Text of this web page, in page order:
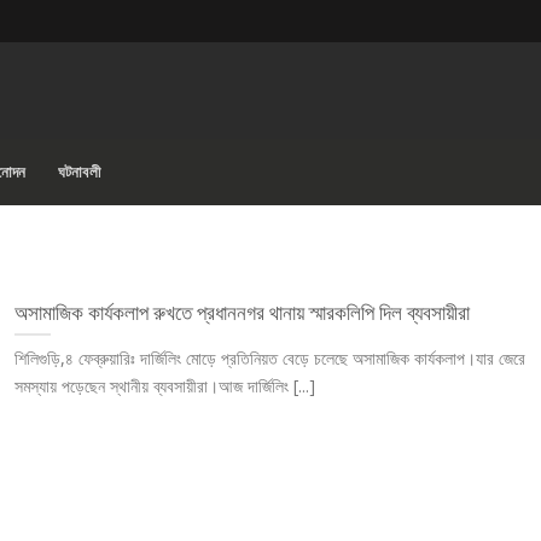
ঘটনাবলী
অসামাজিক কার্যকলাপ রুখতে প্রধাননগর থানায় স্মারকলিপি দিল ব্যবসায়ীরা
শিলিগুড়ি,৪ ফেব্রুয়ারিঃ দার্জিলিং মোড়ে প্রতিনিয়ত বেড়ে চলেছে অসামাজিক কার্যকলাপ।যার জেরে
সমস্যায় পড়েছেন স্থানীয় ব্যবসায়ীরা।আজ দার্জিলিং [...]